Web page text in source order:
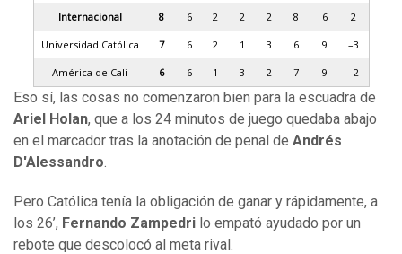
Internacional 8 6 2 2 2 8 6 2
Universidad Católica 7 6 2 1 3 6 9 –3
América de Cali 6 6 1 3 2 7 9 –2
Eso sí, las cosas no comenzaron bien para la escuadra de
Ariel Holan, que a los 24 minutos de juego quedaba abajo
en el marcador tras la anotación de penal de Andrés
D'Alessandro
Pero Católica tenía la obligación de ganar y rápidamente, a
los 26’, Fernando Zampedri lo empató ayudado por un
rebote que descolocó al meta rival.